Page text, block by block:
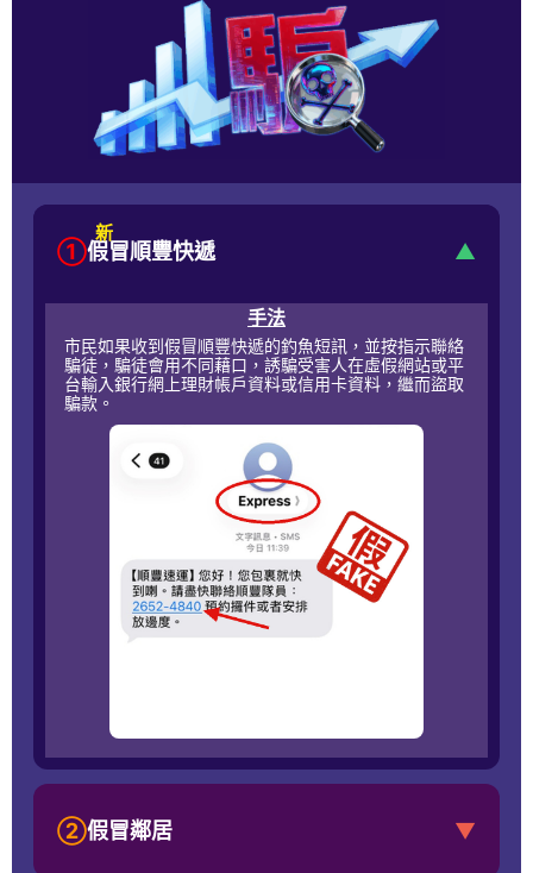
新
①假冒順豐快遞 ▲
手法
市民如果收到假冒順豐快遞的釣魚短訊，並按指示聯絡
騙徒，騙徒會用不同藉口，誘騙受害人在虛假網站或平
台輸入銀行網上理財帳戶資料或信用卡資料，繼而盜取
騙款。
②假冒鄰居 ▼